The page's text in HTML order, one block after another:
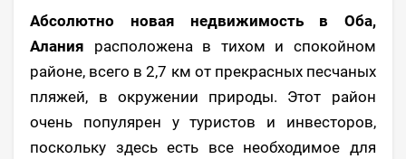
Абсолютно новая недвижимость в Оба,
Алания расположена в тихом и спокойном
районе, всего в 2,7 км от прекрасных песчаных
пляжей, в окружении природы. Этот район
очень популярен у туристов и инвесторов,
поскольку здесь есть все необходимое для